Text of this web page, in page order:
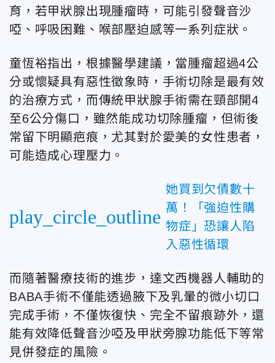
育，若甲狀腺出現腫瘤時，可能引發聲音沙
啞、呼吸困難、喉部壓迫感等一系列症狀。
童恆裕指出，根據醫學建議，當腫瘤超過4公
分或懷疑具有惡性徵象時，手術切除是最有效
的治療方式，而傳統甲狀腺手術需在頸部開4
至6公分傷口，雖然能成功切除腫瘤，但術後
常留下明顯疤痕，尤其對於愛美的女性患者，
可能造成心理壓力。
play_circle_outline
她買到欠債數十
萬！「強迫性購
物症」恐讓人陷
入惡性循環
而隨著醫療技術的進步，達文西機器人輔助的
BABA手術不僅能透過腋下及乳暈的微小切口
完成手術，不僅恢復快、完全不留痕跡外，還
能有效降低聲音沙啞及甲狀旁腺功能低下等常
見併發症的風險。